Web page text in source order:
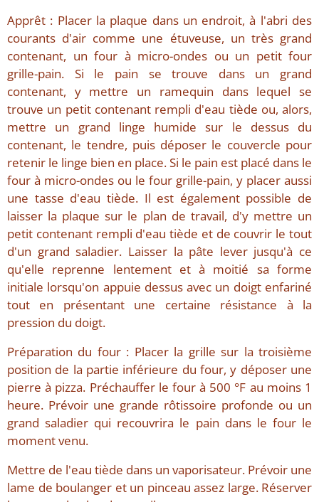
Apprêt : Placer la plaque dans un endroit, à l'abri des
courants d'air comme une étuveuse, un très grand
contenant, un four à micro-ondes ou un petit four
grille-pain. Si le pain se trouve dans un grand
contenant, y mettre un ramequin dans lequel se
trouve un petit contenant rempli d'eau tiède ou, alors,
mettre un grand linge humide sur le dessus du
contenant, le tendre, puis déposer le couvercle pour
retenir le linge bien en place. Si le pain est placé dans le
four à micro-ondes ou le four grille-pain, y placer aussi
une tasse d'eau tiède. Il est également possible de
laisser la plaque sur le plan de travail, d'y mettre un
petit contenant rempli d'eau tiède et de couvrir le tout
d'un grand saladier. Laisser la pâte lever jusqu'à ce
qu'elle reprenne lentement et à moitié sa forme
initiale lorsqu'on appuie dessus avec un doigt enfariné
tout en présentant une certaine résistance à la
pression du doigt.
Préparation du four : Placer la grille sur la troisième
position de la partie inférieure du four, y déposer une
pierre à pizza. Préchauffer le four à 500 °F au moins 1
heure. Prévoir une grande rôtissoire profonde ou un
grand saladier qui recouvrira le pain dans le four le
moment venu.
Mettre de l'eau tiède dans un vaporisateur. Prévoir une
lame de boulanger et un pinceau assez large. Réserver